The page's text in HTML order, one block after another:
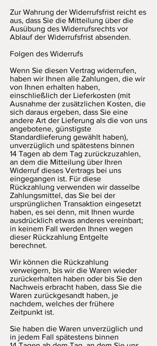
Zur Wahrung der Widerrufsfrist reicht es
aus, dass Sie die Mitteilung über die
Ausübung des Widerrufsrechts vor
Ablauf der Widerrufsfrist absenden.
Folgen des Widerrufs
Wenn Sie diesen Vertrag widerrufen,
haben wir Ihnen alle Zahlungen, die wir
von Ihnen erhalten haben,
einschließlich der Lieferkosten (mit
Ausnahme der zusätzlichen Kosten, die
sich daraus ergeben, dass Sie eine
andere Art der Lieferung als die von uns
angebotene, günstigste
Standardlieferung gewählt haben),
unverzüglich und spätestens binnen
14 Tagen ab dem Tag zurückzuzahlen,
an dem die Mitteilung über Ihren
Widerruf dieses Vertrags bei uns
eingegangen ist. Für diese
Rückzahlung verwenden wir dasselbe
Zahlungsmittel, das Sie bei der
ursprünglichen Transaktion eingesetzt
haben, es sei denn, mit Ihnen wurde
ausdrücklich etwas anderes vereinbart;
in keinem Fall werden Ihnen wegen
dieser Rückzahlung Entgelte
berechnet.
Wir können die Rückzahlung
verweigern, bis wir die Waren wieder
zurückerhalten haben oder bis Sie den
Nachweis erbracht haben, dass Sie die
Waren zurückgesandt haben, je
nachdem, welches der frühere
Zeitpunkt ist.
Sie haben die Waren unverzüglich und
in jedem Fall spätestens binnen